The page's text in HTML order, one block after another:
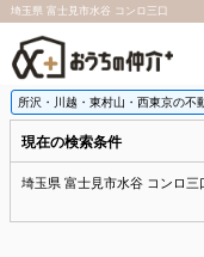
埼玉県 富士見市水谷 コンロ三口
所沢・川越・東村山・西東京の不
現在の検索条件
埼玉県 富士見市水谷 コンロ三